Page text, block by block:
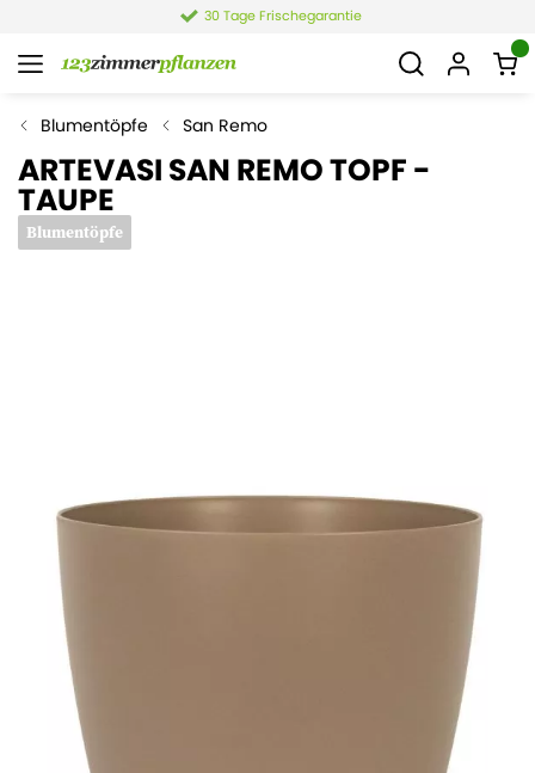
30 Tage Frischegarantie
Blumentöpfe San Remo
ARTEVASI SAN REMO TOPF -
TAUPE
Blumentöpfe